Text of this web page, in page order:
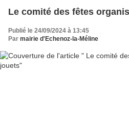
Le comité des fêtes
Publié le 24/09/2024 à 13:45
Par mairie d'Echenoz-la-Méline